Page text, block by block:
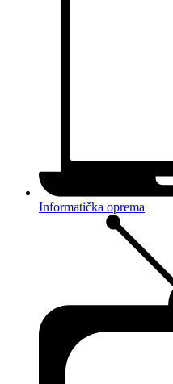
Informatička oprema